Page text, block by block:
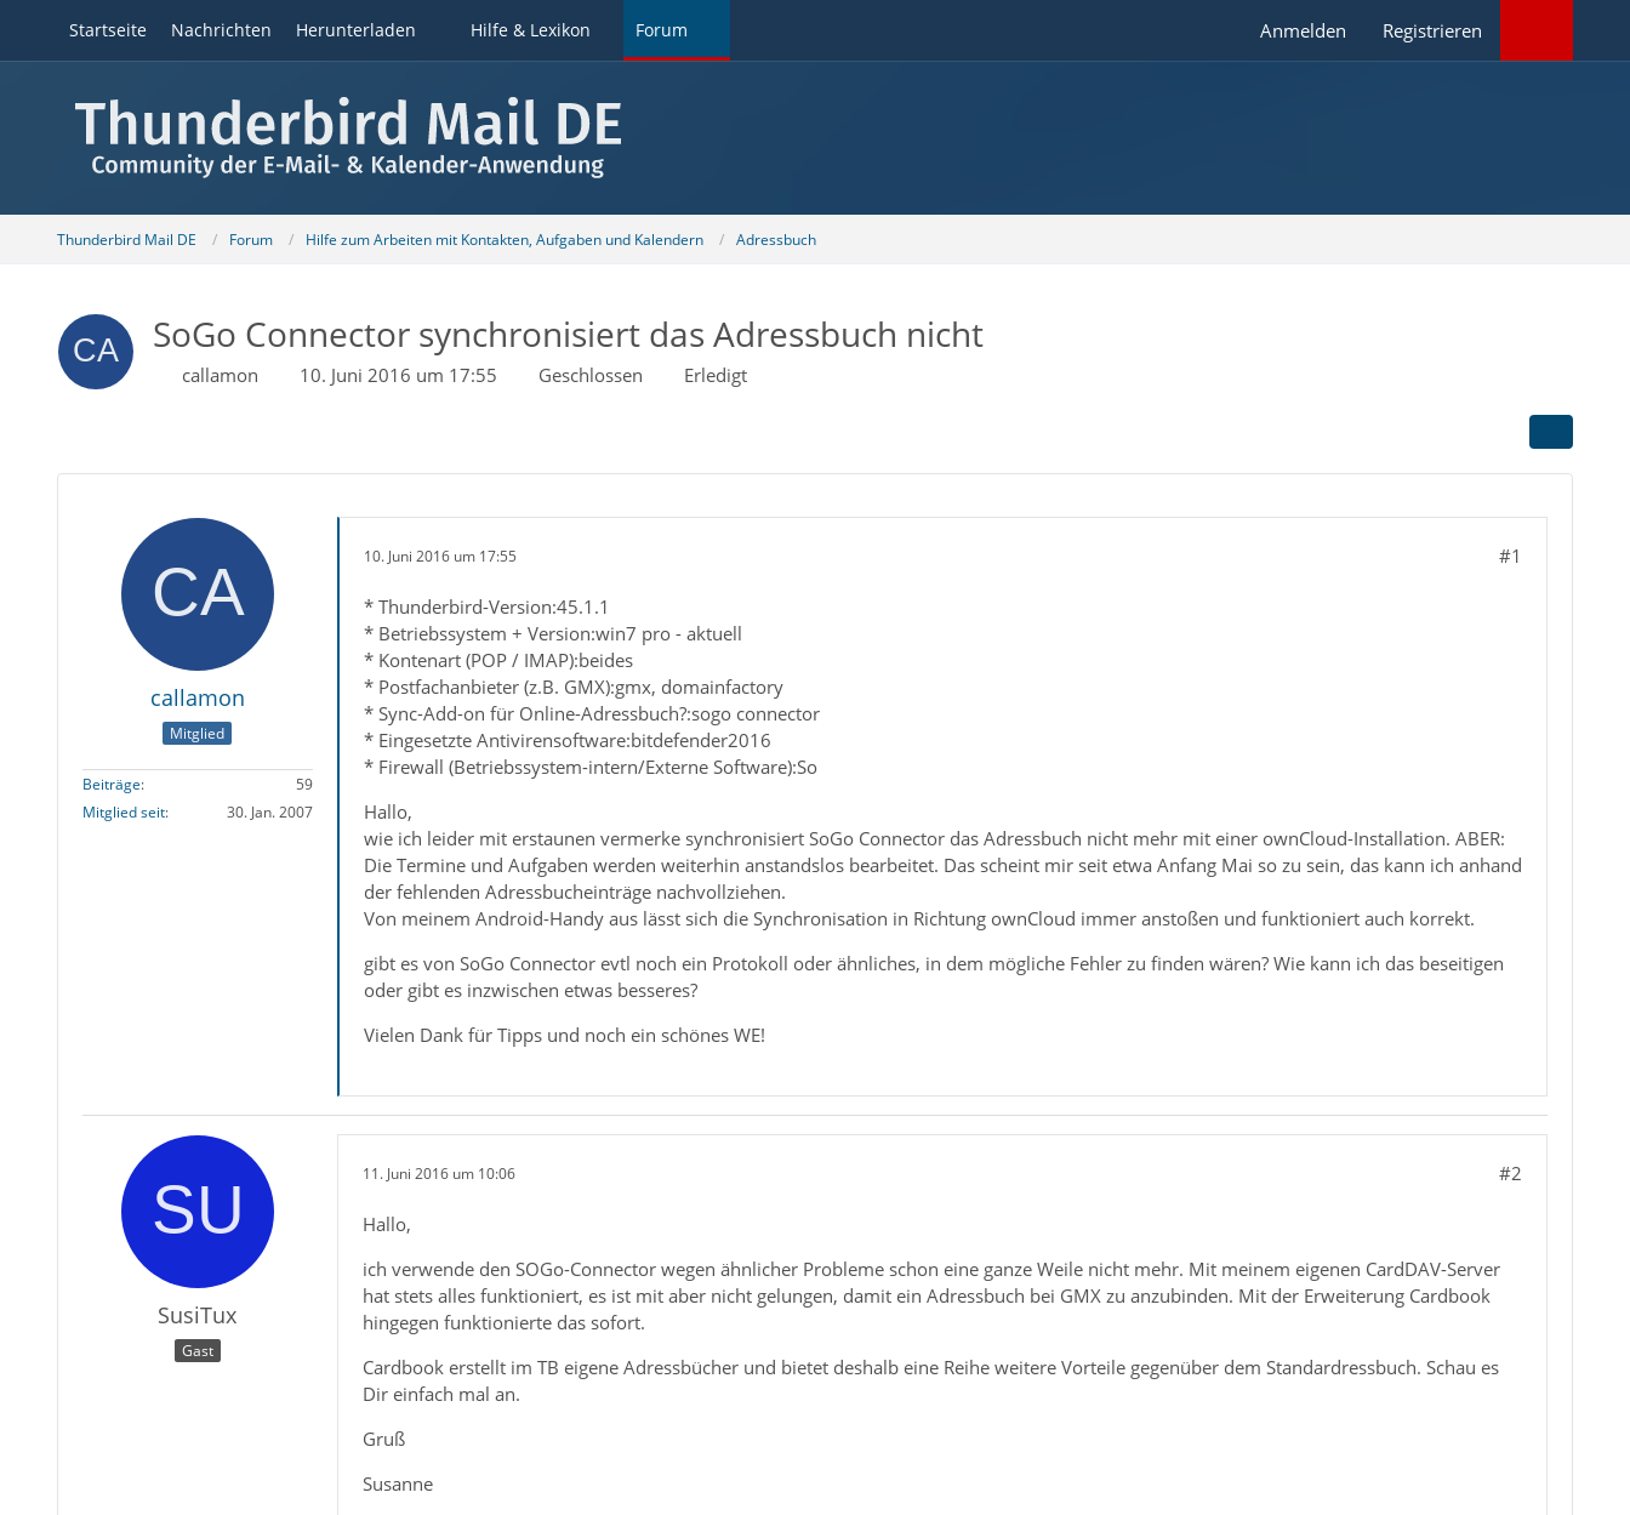
Startseite Nachrichten Herunterladen Hilfe & Lexikon Forum Anmelden Registrieren
Thunderbird Mail DE Forum Hilfe zum Arbeiten mit Kontakten, Aufgaben und Kalendern Adressbuch
SoGo Connector synchronisiert das Adressbuch nicht
callamon 10. Juni 2016 um 17:55 Geschlossen Erledigt
callamon
Mitglied
Beiträge
59
Mitglied seit
30. Jan. 2007
10. Juni 2016 um 17:55 #1
* Thunderbird-Version:45.1.1
* Betriebssystem + Version:win7 pro - aktuell
* Kontenart (POP / IMAP):beides
* Postfachanbieter (z.B. GMX):gmx, domainfactory
* Sync-Add-on für Online-Adressbuch?:sogo connector
* Eingesetzte Antivirensoftware:bitdefender2016
* Firewall (Betriebssystem-intern/Externe Software):So
Hallo,
wie ich leider mit erstaunen vermerke synchronisiert SoGo Connector das Adressbuch nicht mehr mit einer ownCloud-Installation. ABER:
Die Termine und Aufgaben werden weiterhin anstandslos bearbeitet. Das scheint mir seit etwa Anfang Mai so zu sein, das kann ich anhand
der fehlenden Adressbucheinträge nachvollziehen.
Von meinem Android-Handy aus lässt sich die Synchronisation in Richtung ownCloud immer anstoßen und funktioniert auch korrekt.
gibt es von SoGo Connector evtl noch ein Protokoll oder ähnliches, in dem mögliche Fehler zu finden wären? Wie kann ich das beseitigen
oder gibt es inzwischen etwas besseres?
Vielen Dank für Tipps und noch ein schönes WE!
SusiTux
Gast
11. Juni 2016 um 10:06 #2
Hallo,
ich verwende den SOGo-Connector wegen ähnlicher Probleme schon eine ganze Weile nicht mehr. Mit meinem eigenen CardDAV-Server
hat stets alles funktioniert, es ist mit aber nicht gelungen, damit ein Adressbuch bei GMX zu anzubinden. Mit der Erweiterung Cardbook
hingegen funktionierte das sofort.
Cardbook erstellt im TB eigene Adressbücher und bietet deshalb eine Reihe weitere Vorteile gegenüber dem Standardressbuch. Schau es
Dir einfach mal an.
Gruß
Susanne